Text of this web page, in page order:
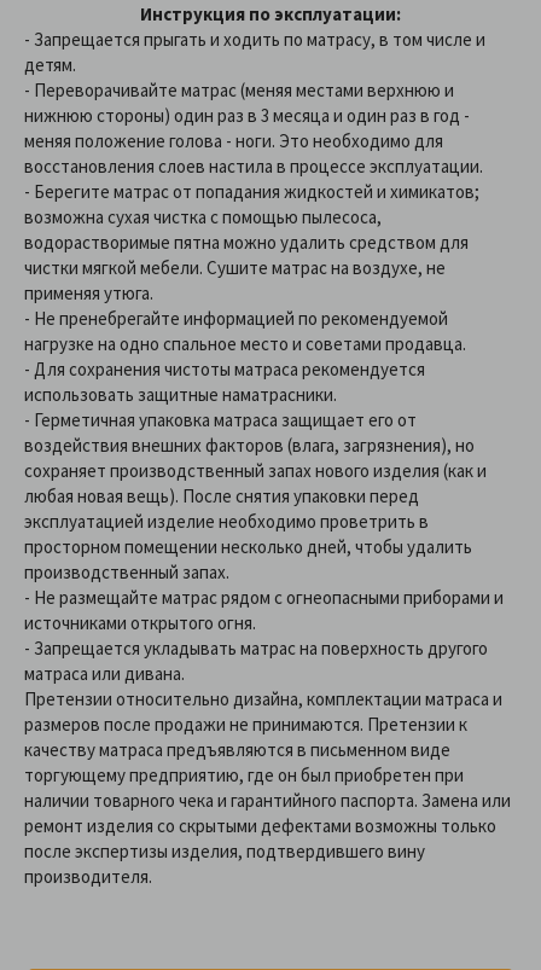
Инструкция по эксплуатации:
- Запрещается прыгать и ходить по матрасу, в том числе и
детям.
- Переворачивайте матрас (меняя местами верхнюю и
нижнюю стороны) один раз в 3 месяца и один раз в год -
меняя положение голова - ноги. Это необходимо для
восстановления слоев настила в процессе эксплуатации.
- Берегите матрас от попадания жидкостей и химикатов;
возможна сухая чистка с помощью пылесоса,
водорастворимые пятна можно удалить средством для
чистки мягкой мебели. Сушите матрас на воздухе, не
применяя утюга.
- Не пренебрегайте информацией по рекомендуемой
нагрузке на одно спальное место и советами продавца.
- Для сохранения чистоты матраса рекомендуется
использовать защитные наматрасники.
- Герметичная упаковка матраса защищает его от
воздействия внешних факторов (влага, загрязнения), но
сохраняет производственный запах нового изделия (как и
любая новая вещь). После снятия упаковки перед
эксплуатацией изделие необходимо проветрить в
просторном помещении несколько дней, чтобы удалить
производственный запах.
- Не размещайте матрас рядом с огнеопасными приборами и
источниками открытого огня.
- Запрещается укладывать матрас на поверхность другого
матраса или дивана.
Претензии относительно дизайна, комплектации матраса и
размеров после продажи не принимаются. Претензии к
качеству матраса предъявляются в письменном виде
торгующему предприятию, где он был приобретен при
наличии товарного чека и гарантийного паспорта. Замена или
ремонт изделия со скрытыми дефектами возможны только
после экспертизы изделия, подтвердившего вину
производителя.